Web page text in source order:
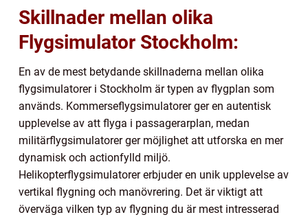
Skillnader mellan olika
Flygsimulator Stockholm:
En av de mest betydande skillnaderna mellan olika
flygsimulatorer i Stockholm är typen av flygplan som
används. Kommerseflygsimulatorer ger en autentisk
upplevelse av att flyga i passagerarplan, medan
militärflygsimulatorer ger möjlighet att utforska en mer
dynamisk och actionfylld miljö.
Helikopterflygsimulatorer erbjuder en unik upplevelse av
vertikal flygning och manövrering. Det är viktigt att
överväga vilken typ av flygning du är mest intresserad